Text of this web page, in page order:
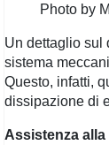
Photo by
Un dettaglio sul
sistema
Questo, infatti,
dissipazione di
Assistenza